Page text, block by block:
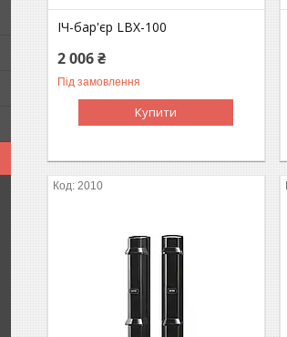
ІЧ-бар'єр LBX-100
2 006 ₴
Під замовлення
Купити
2010